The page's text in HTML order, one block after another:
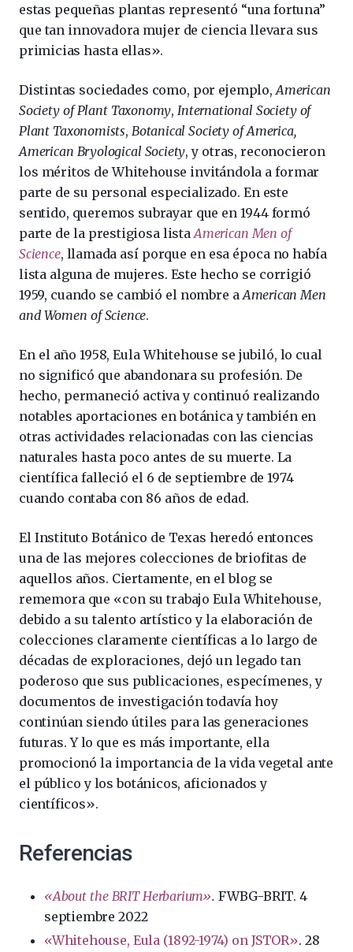
estas pequeñas plantas representó “una fortuna”
que tan innovadora mujer de ciencia llevara sus
primicias hasta ellas».
Distintas sociedades como, por ejemplo,American
Society of Plant Taxonomy,International Society of
Plant Taxonomists,Botanical Society of America,
American Bryological Society, y otras, reconocieron
los méritos de Whitehouse invitándola a formar
parte de su personal especializado. En este
sentido, queremos subrayar que en 1944 formó
parte de la prestigiosa listaAmerican Men of
Science, llamada así porque en esa época no había
lista alguna de mujeres. Este hecho se corrigió
1959, cuando se cambió el nombre aAmerican Men
and Women of Science.
En el año 1958, Eula Whitehouse se jubiló, lo cual
no significó que abandonara su profesión. De
hecho, permaneció activa y continuó realizando
notables aportaciones en botánica y también en
otras actividades relacionadas con las ciencias
naturales hasta poco antes de su muerte. La
científica falleció el 6 de septiembre de 1974
cuando contaba con 86 años de edad.
El Instituto Botánico de Texas heredó entonces
una de las mejores colecciones de briofitas de
aquellos años. Ciertamente, en el blog se
rememora que «con su trabajo Eula Whitehouse,
debido a su talento artístico y la elaboración de
colecciones claramente científicas a lo largo de
décadas de exploraciones, dejó un legado tan
poderoso que sus publicaciones, especímenes, y
documentos de investigación todavía hoy
continúan siendo útiles para las generaciones
futuras. Y lo que es más importante, ella
promocionó la importancia de la vida vegetal ante
el público y los botánicos, aficionados y
científicos».
Referencias
«About the BRIT Herbarium».FWBG-BRIT. 4
septiembre 2022
«Whitehouse, Eula (1892-1974) on JSTOR». 28